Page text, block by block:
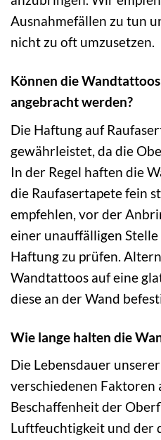
Ausnahmefällen zu tun
nicht zu oft umzusetzen.
Können die
angebracht werden?
Die Haftung auf
gewährleistet, da die
In der Regel haften die
die Raufasertapete fein
empfehlen, vor der
einer unauffälligen
Haftung zu prüfen.
Wandtattoos auf eine
diese an der Wand
Wie lange halten die
Die Lebensdauer
verschiedenen Faktoren
Beschaffenheit der
Luftfeuchtigkeit und der